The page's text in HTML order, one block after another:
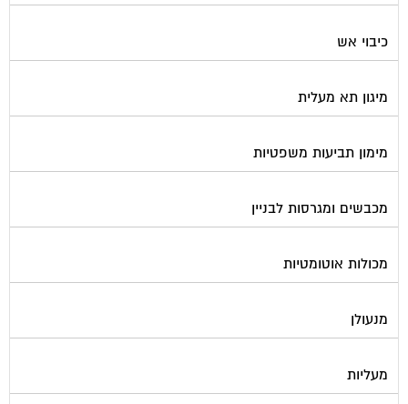
כיבוי אש
מיגון תא מעלית
מימון תביעות משפטיות
מכבשים ומגרסות לבניין
מכולות אוטומטיות
מנעולן
מעליות